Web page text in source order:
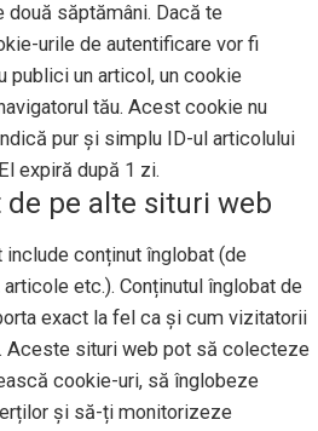
săptămâni. Dacă te
urile de autentificare vor fi
publici un articol, un cookie
tău. Acest cookie nu
pur și simplu ID-ul articolului
expiră după 1 zi.
pe alte situri web
conținut înglobat (de
etc.). Conținutul înglobat de
exact la fel ca și cum vizitatorii
Aceste situri web pot să colecteze
cookie-uri, să înglobeze
și să-ți monitorizeze